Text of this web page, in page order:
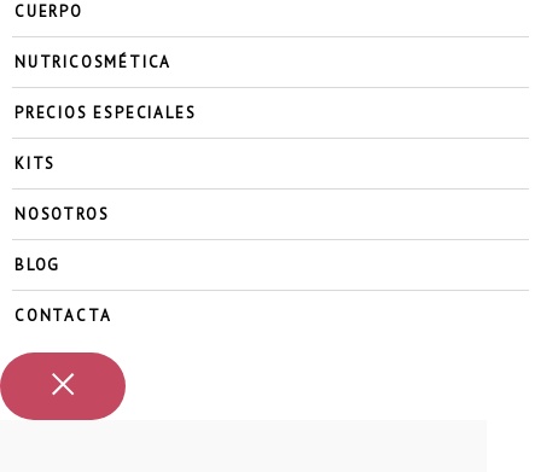
CUERPO
NUTRICOSMÉTICA
PRECIOS ESPECIALES
KITS
NOSOTROS
BLOG
CONTACTA